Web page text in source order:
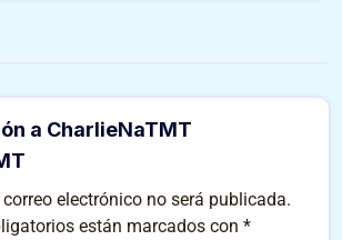
a CharlieNaTMT
electrónico no será publicada.
están marcados con *